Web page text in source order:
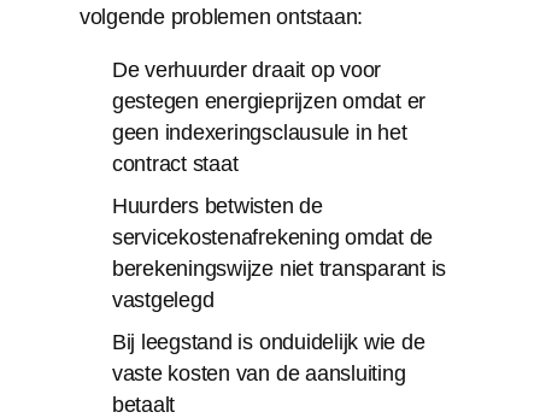
volgende problemen ontstaan:
De verhuurder draait op voor
gestegen energieprijzen omdat er
geen indexeringsclausule in het
contract staat
Huurders betwisten de
servicekostenafrekening omdat de
berekeningswijze niet transparant is
vastgelegd
Bij leegstand is onduidelijk wie de
vaste kosten van de aansluiting
betaalt